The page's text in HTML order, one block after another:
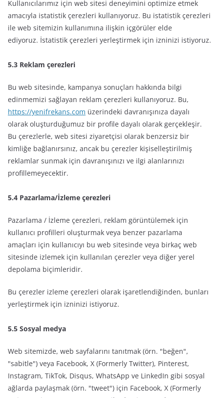
Kullanıcılarımız için web sitesi deneyimini optimize etmek
amacıyla istatistik çerezleri kullanıyoruz. Bu istatistik çerezleri
ile web sitemizin kullanımına ilişkin içgörüler elde
ediyoruz. İstatistik çerezleri yerleştirmek için izninizi istiyoruz.
5.3 Reklam çerezleri
Bu web sitesinde, kampanya sonuçları hakkında bilgi
edinmemizi sağlayan reklam çerezleri kullanıyoruz. Bu,
https://yenifrekans.com üzerindeki davranışınıza dayalı
olarak oluşturduğumuz bir profile dayalı olarak gerçekleşir.
Bu çerezlerle, web sitesi ziyaretçisi olarak benzersiz bir
kimliğe bağlanırsınız, ancak bu çerezler kişiselleştirilmiş
reklamlar sunmak için davranışınızı ve ilgi alanlarınızı
profillemeyecektir.
5.4 Pazarlama/İzleme çerezleri
Pazarlama / İzleme çerezleri, reklam görüntülemek için
kullanıcı profilleri oluşturmak veya benzer pazarlama
amaçları için kullanıcıyı bu web sitesinde veya birkaç web
sitesinde izlemek için kullanılan çerezler veya diğer yerel
depolama biçimleridir.
Bu çerezler izleme çerezleri olarak işaretlendiğinden, bunları
yerleştirmek için izninizi istiyoruz.
5.5 Sosyal medya
Web sitemizde, web sayfalarını tanıtmak (örn. "beğen",
"sabitle") veya Facebook, X (Formerly Twitter), Pinterest,
Instagram, TikTok, Disqus, WhatsApp ve LinkedIn gibi sosyal
ağlarda paylaşmak (örn. "tweet") için Facebook, X (Formerly